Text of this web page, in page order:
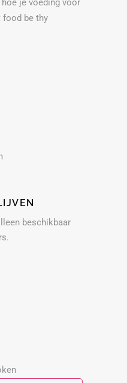
je voeding voor
food be thy
beschikbaar